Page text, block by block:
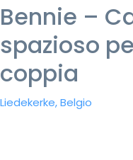
Bennie –
spazioso
coppia
Liedekerke, Belgio